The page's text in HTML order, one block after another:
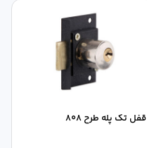
قفل تک پله طرح 808